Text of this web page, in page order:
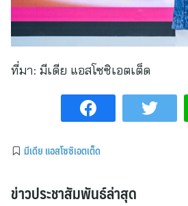
ที่มา: มีเดีย แอสโซซิเอตเต็ด
มีเดีย แอสโซซิเอตเต็ด
ข่าวประชาสัมพันธ์ล่าสุด